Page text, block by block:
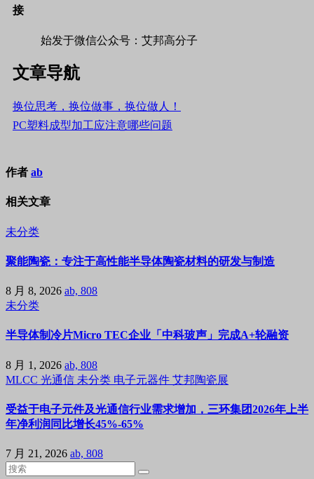
接
始发于微信公众号：艾邦高分子
文章导航
换位思考，换位做事，换位做人！
PC塑料成型加工应注意哪些问题
作者 ab
相关文章
未分类
聚能陶瓷：专注于高性能半导体陶瓷材料的研发与制造
8 月 8, 2026 ab, 808
未分类
半导体制冷片Micro TEC企业「中科玻声」完成A+轮融资
8 月 1, 2026 ab, 808
MLCC 光通信 未分类 电子元器件 艾邦陶瓷展
受益于电子元件及光通信行业需求增加，三环集团2026年上半
年净利润同比增长45%-65%
7 月 21, 2026 ab, 808